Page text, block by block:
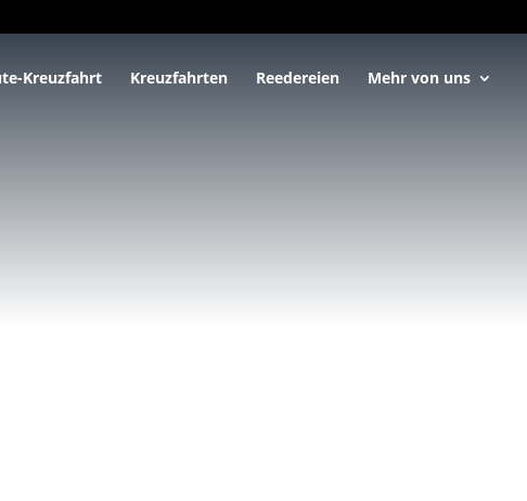
Kreuzfahrt Kreuzfahrten Reedereien Mehr von uns